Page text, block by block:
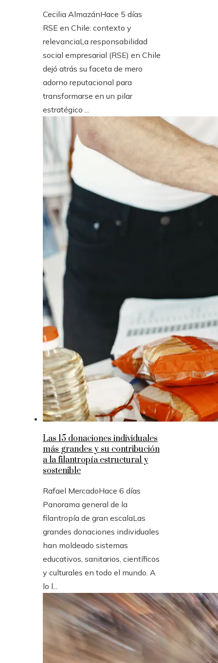
Cecilia AlmazánHace 5 días
RSE en Chile: contexto y
relevanciaLa responsabilidad
social empresarial (RSE) en Chile
dejó atrás su faceta de mero
adorno reputacional para
transformarse en un pilar
estratégico ...
Las 15 donaciones individuales
más grandes y su contribución
a la filantropía estructural y
sostenible
Rafael MercadoHace 6 días
Panorama general de la
filantropía de gran escalaLas
grandes donaciones individuales
han moldeado sistemas
educativos, sanitarios, científicos
y culturales en todo el mundo. A
lo l...